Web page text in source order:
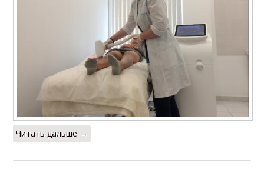
Читать дальше →